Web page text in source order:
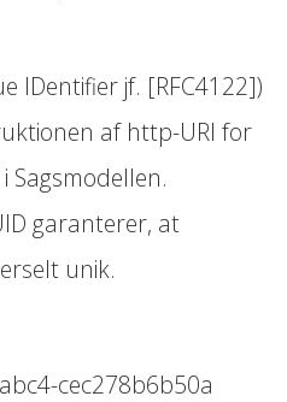
IDentifier jf. [RFC4122])
af http-URI for
Sagsmodellen.
garanterer, at
unik.
cec278b6b50a